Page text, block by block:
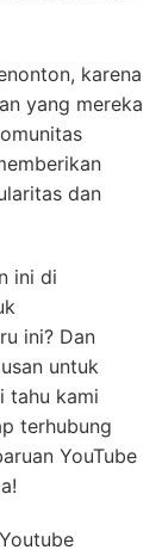
karena
yang mereka
dan
ini di
ini? Dan
untuk
tahu kami
terhubung
YouTube